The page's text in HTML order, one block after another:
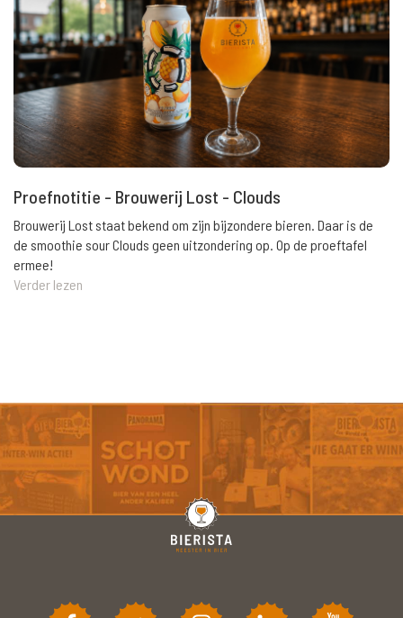
Proefnotitie - Brouwerij Lost - Clouds
Brouwerij Lost staat bekend om zijn bijzondere bieren. Daar is de
de smoothie sour Clouds geen uitzondering op. Op de proeftafel
ermee!
Verder lezen